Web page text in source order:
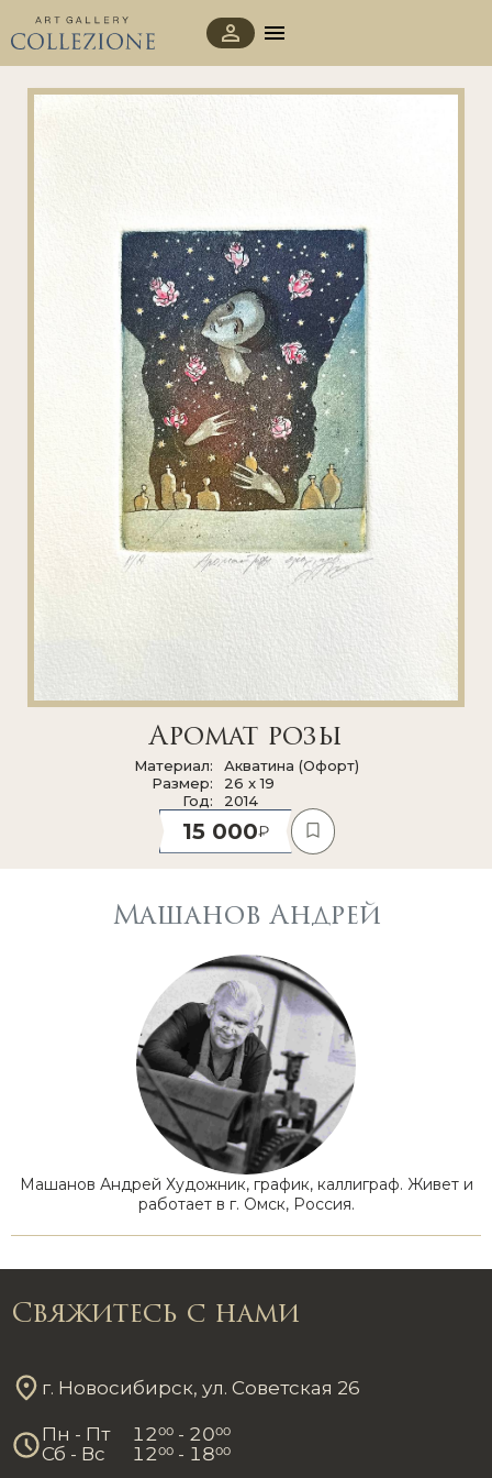
Аромат розы
Материал
Акватина (Офорт)
Размер
26 x 19
Год
2014
15 000
Машанов Андрей
Машанов Андрей Художник, график, каллиграф. Живет и
работает в г. Омск, Россия.
Свяжитесь с нами
г. Новосибирск, ул. Советская 26
Пн - Пт 1200 - 2000
Сб - Вс
1200 - 1800